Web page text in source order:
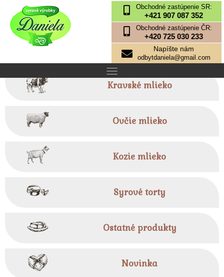
Obchodné zastúpenie SR:
+421 907 087 352
Obchodné zastúpenie ČR:
+420 725 030 233
Napíšte nám
odbytdaniela@gmail.com
Kravské mlieko
Ovčie mlieko
Kozie mlieko
Syrové torty
Ostatné produkty
Novinka